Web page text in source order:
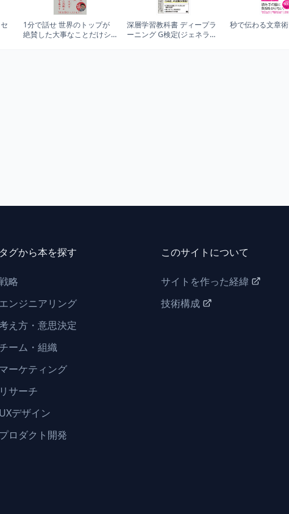
1分で話せ 世界のトップが
絶賛した大事なことだけシ
深層学習教科書 ディープラ
ーニング G検定(ジェネラリ
秒で伝わる文章術
タグから本を探す
略
エンジニアリング
え方・意思決定
チーム・組織
マーケティング
リサーチ
UXデザイン
プロダクト開発
このサイトについて
サイトを作った経緯
技術構成